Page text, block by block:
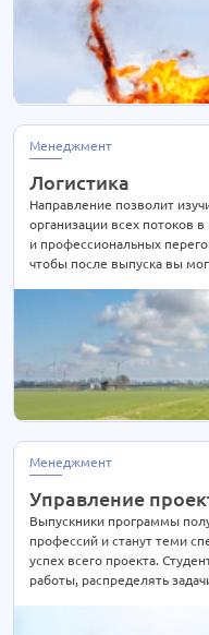
профессиональной
Менеджмент
Логистика
Направление позволит
организации всех потоков
и профессиональных
чтобы после выпуска вы
открыть свое агентство
Менеджмент
Управление
Выпускники программы
профессий и станут теми
успех всего проекта.
работы, распределять
запускать проекты и